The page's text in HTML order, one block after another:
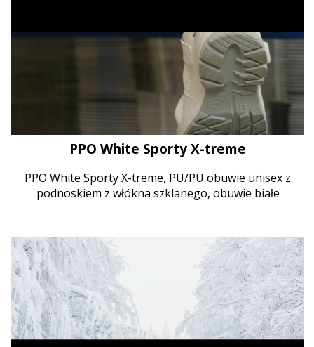
PPO White Sporty X-treme
PPO White Sporty X-treme, PU/PU obuwie unisex z
podnoskiem z włókna szklanego, obuwie białe